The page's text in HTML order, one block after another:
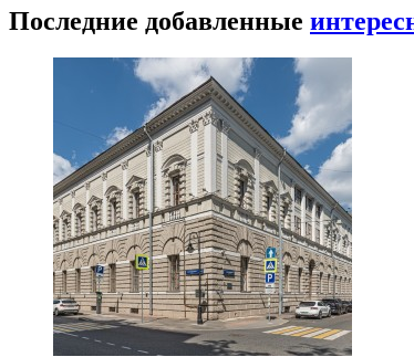
Последние добавленные